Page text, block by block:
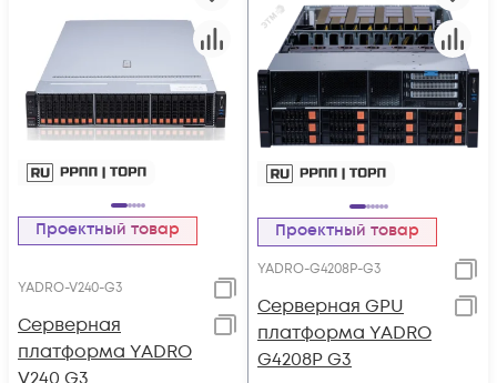
Проектный товар
YADRO-V240-G3
Серверная
платформа YADRO
Проектный товар
YADRO-G4208P-G3
Серверная GPU
платформа YADRO
G4208P G3